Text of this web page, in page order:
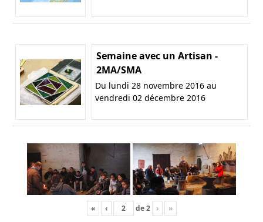
Semaine avec un Artisan -
2MA/SMA
Du lundi 28 novembre 2016 au
vendredi 02 décembre 2016
« ‹ de2 › »